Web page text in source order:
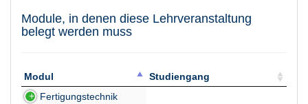
Module, in denen diese Lehrveranstaltung
belegt werden muss
Modul
Studiengang
ModulFertigungstechnik